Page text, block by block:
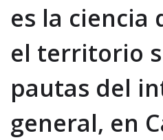
es la ciencia
el territorio
pautas del
general, en